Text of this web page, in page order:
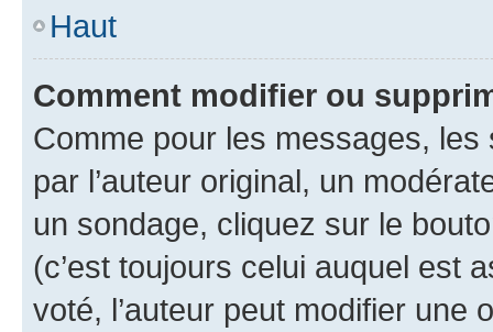
Haut
Comment modifier ou
Comme pour les messages,
par l’auteur original, un
un sondage, cliquez sur le
(c’est toujours celui auquel est
voté, l’auteur peut modifier une